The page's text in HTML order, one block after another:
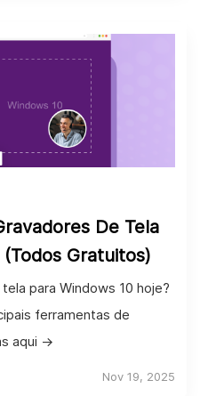
De Tela
(Todos Gratuitos)
para Windows 10 hoje?
ferramentas de
aqui →
Nov 19, 2025